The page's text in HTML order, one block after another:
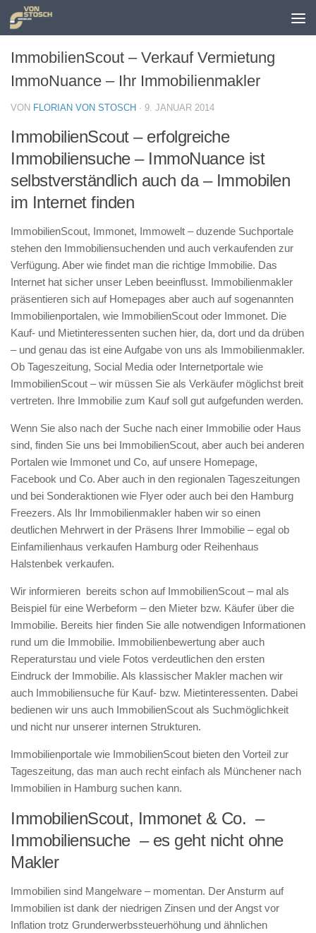
Zum Inhalt springen
ImmobilienScout – Verkauf Vermietung
ImmoNuance – Ihr Immobilienmakler
VON FLORIAN VON STOSCH · 9. JANUAR 2014
ImmobilienScout – erfolgreiche
Immobiliensuche – ImmoNuance ist
selbstverständlich auch da – Immobilen
im Internet finden
ImmobilienScout, Immonet, Immowelt – duzende Suchportale
stehen den Immobiliensuchenden und auch verkaufenden zur
Verfügung. Aber wie findet man die richtige Immobilie. Das
Internet hat sicher unser Leben beeinflusst. Immobilienmakler
präsentieren sich auf Homepages aber auch auf sogenannten
Immobilienportalen, wie ImmobilienScout oder Immonet. Die
Kauf- und Mietinteressenten suchen hier, da, dort und da drüben
– und genau das ist eine Aufgabe von uns als Immobilienmakler.
Ob Tageszeitung, Social Media oder Internetportale wie
ImmobilienScout – wir müssen Sie als Verkäufer möglichst breit
vertreten. Ihre Immobilie zum Kauf soll gut aufgefunden werden.
Wenn Sie also nach der Suche nach einer Immobilie oder Haus
sind, finden Sie uns bei ImmobilienScout, aber auch bei anderen
Portalen wie Immonet und Co, auf unsere Homepage,
Facebook und Co. Aber auch in den regionalen Tageszeitungen
und bei Sonderaktionen wie Flyer oder auch bei den Hamburg
Freezers. Als Ihr Immobilienmakler haben wir so einen
deutlichen Mehrwert in der Präsens Ihrer Immobilie – egal ob
Einfamilienhaus verkaufen Hamburg oder Reihenhaus
Halstenbek verkaufen.
Wir informieren bereits schon auf ImmobilienScout – mal als
Beispiel für eine Werbeform – den Mieter bzw. Käufer über die
Immobilie. Bereits hier finden Sie alle notwendigen Informationen
rund um die Immobilie. Immobilienbewertung aber auch
Reperaturstau und viele Fotos verdeutlichen den ersten
Eindruck der Immobilie. Als klassischer Makler machen wir
auch Immobiliensuche für Kauf- bzw. Mietinteressenten. Dabei
bedienen wir uns auch ImmobilienScout als Suchmöglichkeit
und nicht nur unserer internen Strukturen.
Immobilienportale wie ImmobilienScout bieten den Vorteil zur
Tageszeitung, das man auch recht einfach als Münchener nach
Immobilien in Hamburg suchen kann.
ImmobilienScout, Immonet & Co. –
Immobiliensuche – es geht nicht ohne
Makler
Immobilien sind Mangelware – momentan. Der Ansturm auf
Immobilien ist dank der niedrigen Zinsen und der Angst vor
Inflation trotz Grunderwerbssteuerhöhung und ähnlichen